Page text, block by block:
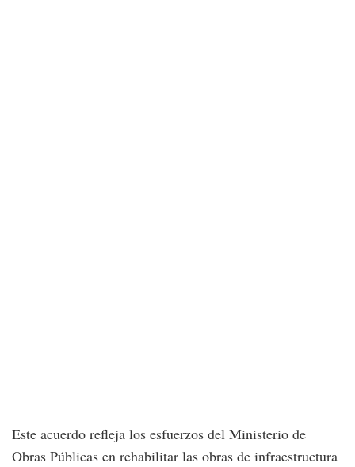
Este acuerdo refleja los esfuerzos del Ministerio de
Obras Públicas en rehabilitar las obras de infraestructura